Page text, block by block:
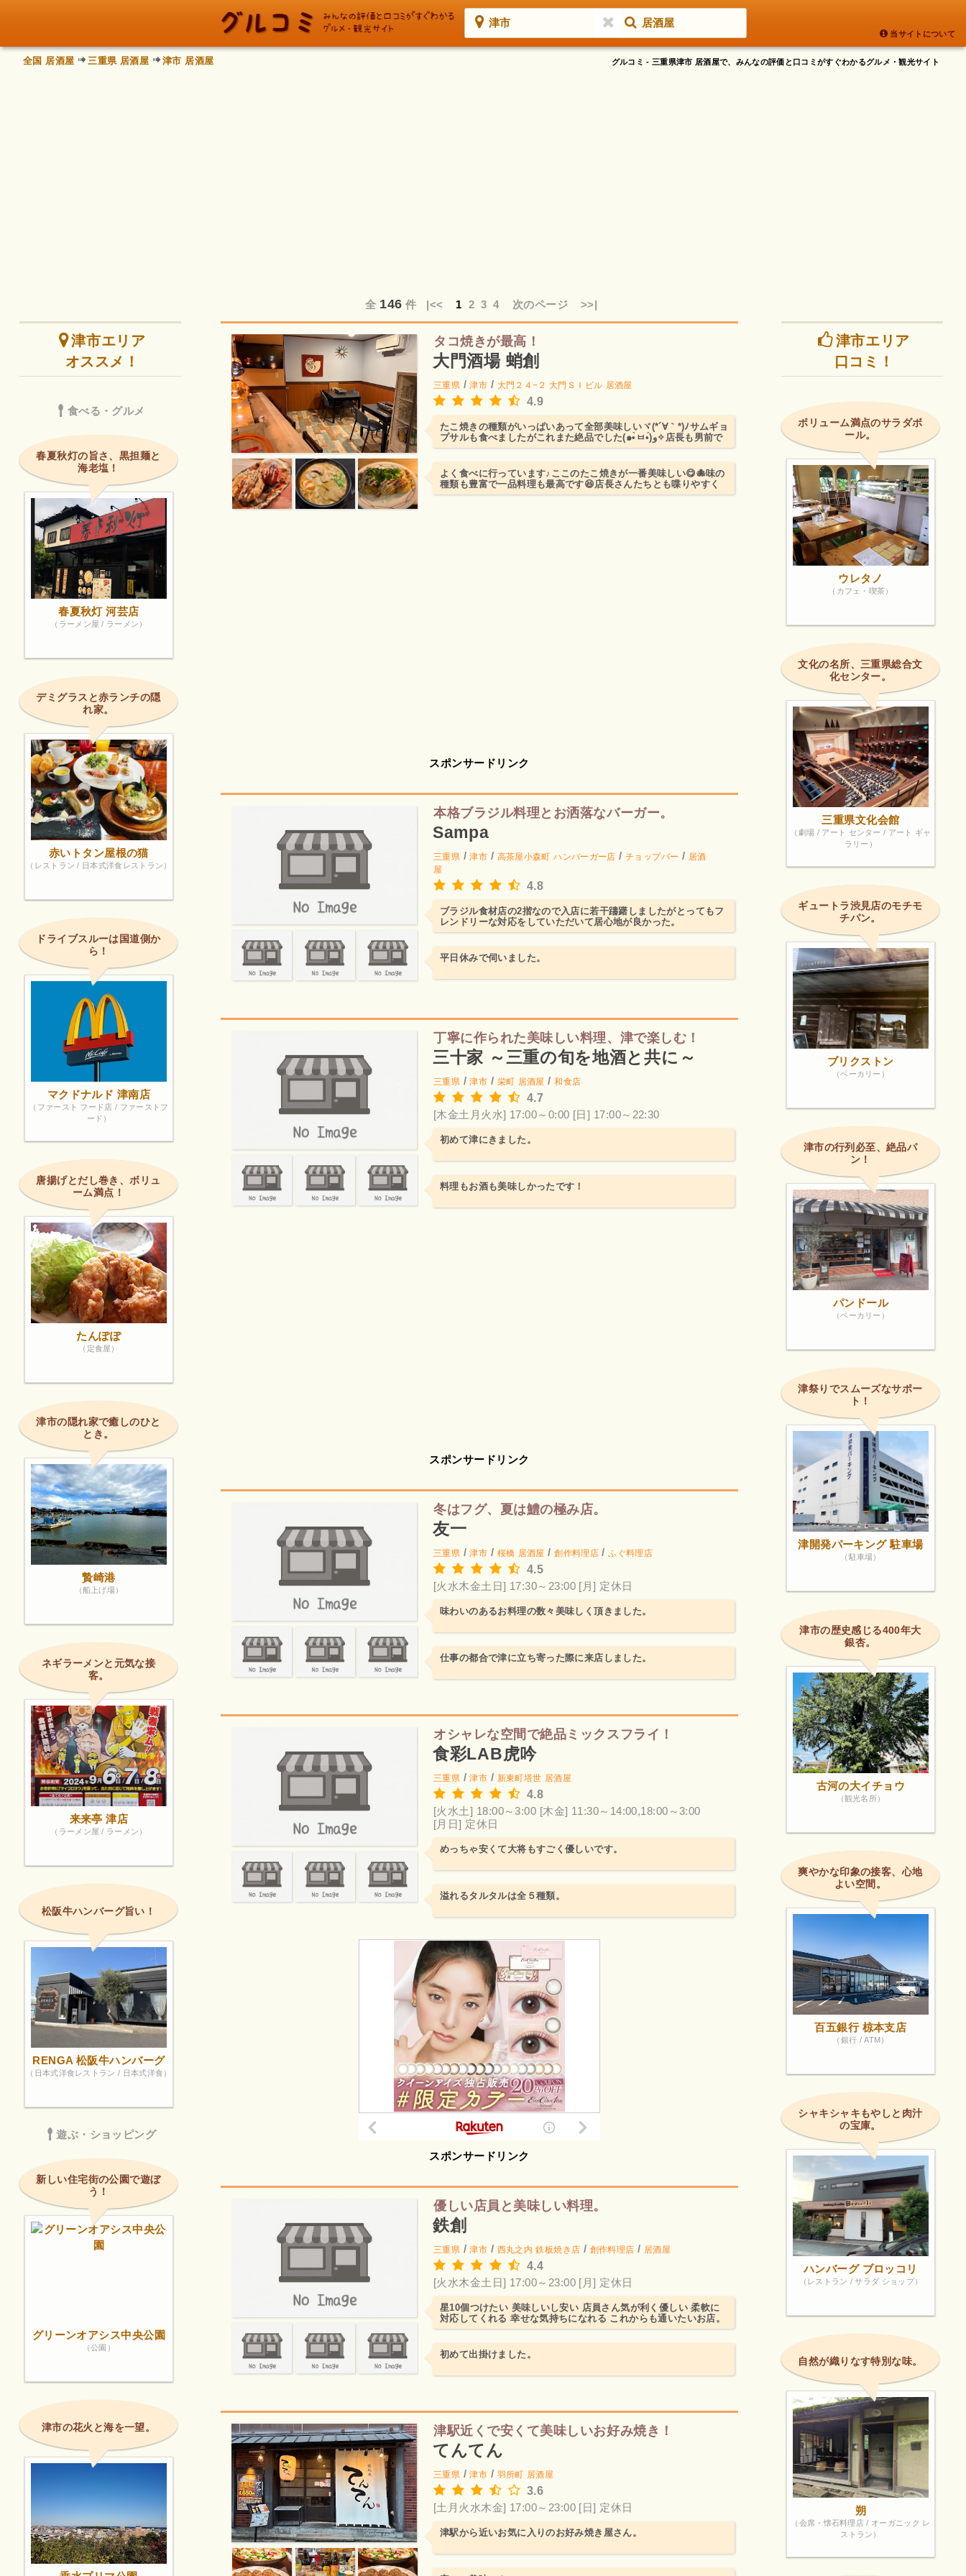
津市 居酒屋
当サイトについて
グルコミ - 三重県津市 居酒屋で、みんなの評価と口コミがすぐわかるグルメ・観光サイト
全国 居酒屋 三重県 居酒屋 津市 居酒屋
全 146 件 |<< 1 2 3 4 次のページ >>|
タコ焼きが最高！
大門酒場 蛸創
三重県 /津市 / 大門２４−２ 大門ＳＩビル 居酒屋
4.9
たこ焼きの種類がいっぱいあって全部美味しいヾ(*´∀｀*)ﾉサムギョ
プサルも食べましたがこれまた絶品でした(๑•̀ㅂ•́)و✧店長も男前で
目...
よく食べに行っています♪ここのたこ焼きが一番美味しい😋🐙味の
種類も豊富で一品料理も最高です😆店長さんたちとも喋りやすく
てついついお話ししなが...
スポンサードリンク
本格ブラジル料理とお洒落なバーガー。
Sampa
三重県 /津市 / 高茶屋小森町 ハンバーガー店 /チョップバー / 居酒
屋
4.8
ブラジル食材店の2揩なので入店に若干躊躇しましたがとってもフ
レンドリーな対応をしていただいて居心地が良かった。
平日休みで伺いました。
丁寧に作られた美味しい料理、津で楽しむ！
三十家 ～三重の旬を地酒と共に～
三重県 /津市 / 栄町 居酒屋 /和食店
4.7
[木金土月火水] 17:00～0:00 [日] 17:00～22:30
初めて津にきました。
料理もお酒も美味しかったです！
スポンサードリンク
冬はフグ、夏は鱧の極み店。
友一
三重県 /津市 / 桜橋 居酒屋 /創作料理店 /ふぐ料理店
4.5
[火水木金土日] 17:30～23:00 [月] 定休日
味わいのあるお料理の数々美味しく頂きました。
仕事の都合で津に立ち寄った際に来店しました。
オシャレな空間で絶品ミックスフライ！
食彩LAB虎吟
三重県 /津市 / 新東町塔世 居酒屋
4.8
[火水土] 18:00～3:00 [木金] 11:30～14:00,18:00～3:00
[月日] 定休日
めっちゃ安くて大将もすごく優しいです。
溢れるタルタルは全５種類。
スポンサードリンク
優しい店員と美味しい料理。
鉄創
三重県 /津市 / 西丸之内 鉄板焼き店 / 創作料理店 / 居酒屋
4.4
[火水木金土日] 17:00～23:00 [月] 定休日
星10個つけたい 美味しいし安い 店員さん気が利く優しい 柔軟に
対応してくれる 幸せな気持ちになれる これからも通いたいお店。
初めて出掛けました。
津駅近くで安くて美味しいお好み焼き！
てんてん
三重県 /津市 / 羽所町 居酒屋
3.6
[土月火水木金] 17:00～23:00 [日] 定休日
津駅から近いお気に入りのお好み焼き屋さん。
津市エリア
オススメ！
食べる・グルメ
春夏秋灯の旨さ、黒担麺と
海老塩！
春夏秋灯 河芸店
（ラーメン屋 / ラーメン）
デミグラスと赤ランチの隠
れ家。
赤いトタン屋根の猫
（レストラン / 日本式洋食レストラン）
ドライブスルーは国道側か
ら！
マクドナルド 津南店
（ファースト フード店 / ファーストフ
ード）
唐揚げとだし巻き、ボリュ
ーム満点！
たんぽぽ
（定食屋）
津市の隠れ家で癒しのひと
とき。
贄崎港
（船上げ場）
ネギラーメンと元気な接
客。
来来亭 津店
（ラーメン屋 / ラーメン）
松阪牛ハンバーグ旨い！
RENGA 松阪牛ハンバーグ
（日本式洋食レストラン / 日本式洋食）
遊ぶ・ショッピング
新しい住宅街の公園で遊ぼ
う！
グリーンオアシス中央公園
（公園）
津市の花火と海を一望。
津市エリア
口コミ！
ボリューム満点のサラダボ
ール。
ウレタノ
（カフェ・喫茶）
文化の名所、三重県総合文
化センター。
三重県文化会館
（劇場 / アート センター / アート ギャ
ラリー）
ギュートラ渋見店のモチモ
チパン。
ブリクストン
（ベーカリー）
津市の行列必至、絶品パ
ン！
パンドール
（ベーカリー）
津祭りでスムーズなサポー
ト！
津開発パーキング 駐車場
（駐車場）
津市の歴史感じる400年大
銀杏。
古河の大イチョウ
（観光名所）
爽やかな印象の接客、心地
よい空間。
百五銀行 椋本支店
（銀行 / ATM）
シャキシャキもやしと肉汁
の宝庫。
ハンバーグ ブロッコリ
（レストラン / サラダ ショップ）
自然が織りなす特別な味。
朔
（会席・懐石料理店 / オーガニック レ
ストラン）